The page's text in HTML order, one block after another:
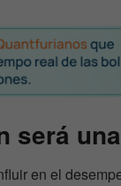
será
en el